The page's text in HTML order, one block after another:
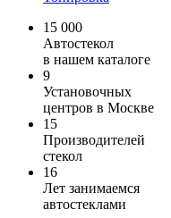
15 000
Автостекол
в нашем каталоге
9
Установочных
центров в Москве
15
Производителей
стекол
16
Лет занимаемся
автостеклами